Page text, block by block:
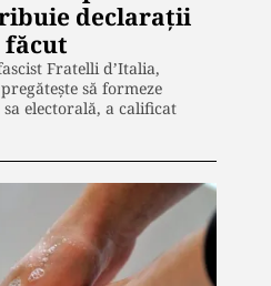
declaraţii
făcut
Fratelli d’Italia,
să formeze
electorală, a calificat